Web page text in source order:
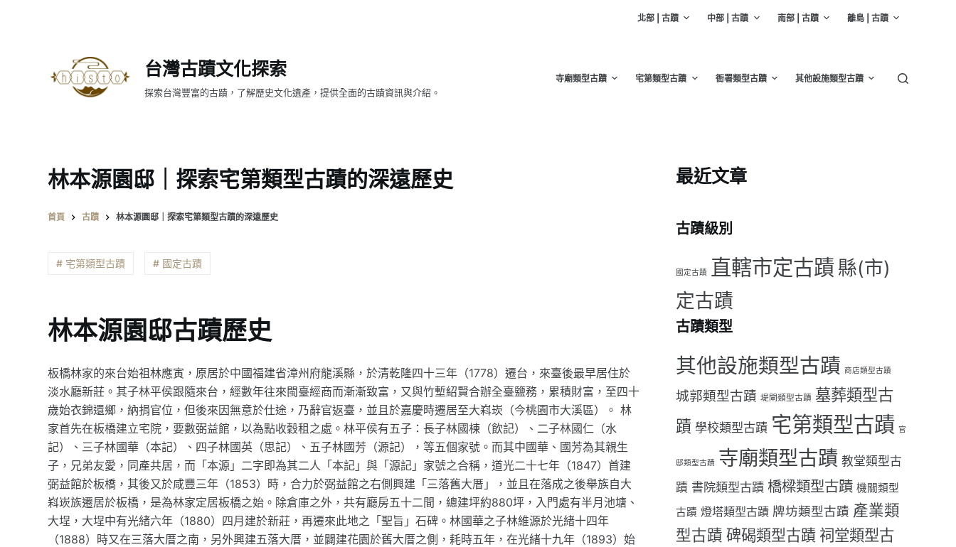
北部 | 古蹟 中部 | 古蹟 南部 | 古蹟 離島 | 古蹟
台灣古蹟文化探索
探索台灣豐富的古蹟，了解歷史文化遺產，提供全面的古蹟資訊與介紹。
寺廟類型古蹟 宅第類型古蹟 衙署類型古蹟 其他設施類型古蹟
林本源園邸｜探索宅第類型古蹟的深遠歷史
首頁 古蹟 林本源園邸｜探索宅第類型古蹟的深遠歷史
# 宅第類型古蹟 # 國定古蹟
林本源園邸古蹟歷史
板橋林家的來台始祖林應寅，原居於中國福建省漳州府龍溪縣，於清乾隆四十三年（1778）遷台，來臺後最早居住於
淡水廳新莊。其子林平侯跟隨來台，經數年往來閩臺經商而漸漸致富，又與竹塹紹賢合辦全臺鹽務，累積財富，至四十
歲始衣錦還鄉，納捐官位，但後來因無意於仕途，乃辭官返臺，並且於嘉慶時遷居至大嵙崁（今桃園市大溪區）。 林
家首先在板橋建立宅院，要數弼益館，以為點收穀租之處。林平侯有五子：長子林國棟（飲記）、二子林國仁（水
記）、三子林國華（本記）、四子林國英（思記）、五子林國芳（源記），等五個家號。而其中國華、國芳為其親生
子，兄弟友愛，同產共居，而「本源」二字即為其二人「本記」與「源記」家號之合稱，道光二十七年（1847）首建
弼益館於板橋，其後又於咸豐三年（1853）時，合力於弼益館之右側興建「三落舊大厝」，並且在落成之後舉族自大
嵙崁族遷居於板橋，是為林家定居板橋之始。除倉庫之外，共有廳房五十二間，總建坪約880坪，入門處有半月池塘、
大埕，大埕中有光緒六年（1880）四月建於新莊，再遷來此地之「聖旨」石碑。林國華之子林維源於光緒十四年
（1888）時又在三落大厝之南，另外興建五落大厝，並闢建花園於舊大厝之側，耗時五年，在光緒十九年（1893）始
最近文章
古蹟級別
國定古蹟 直轄市定古蹟縣(市)
定古蹟
古蹟類型
其他設施類型古蹟 商店類型古蹟
城郭類型古蹟 堤閘類型古蹟 墓葬類型古
蹟 學校類型古蹟 宅第類型古蹟 官
邸類型古蹟 寺廟類型古蹟 教堂類型古
蹟 書院類型古蹟 橋樑類型古蹟 機關類型
古蹟 燈塔類型古蹟 牌坊類型古蹟 產業類
型古蹟 碑碣類型古蹟 祠堂類型古